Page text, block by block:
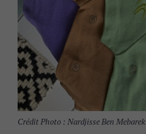
Crédit Photo : Nardjisse Ben Mebarek